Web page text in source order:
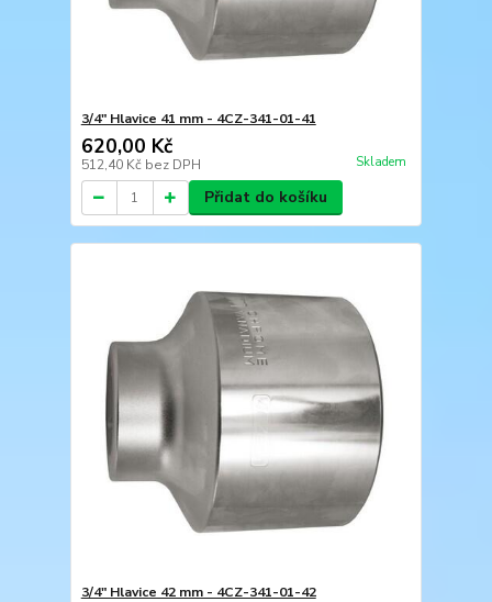
3/4" Hlavice 41 mm - 4CZ-341-01-41
620,00 Kč
512,40 Kč bez DPH Skladem
Přidat do košíku
3/4" Hlavice 42 mm - 4CZ-341-01-42